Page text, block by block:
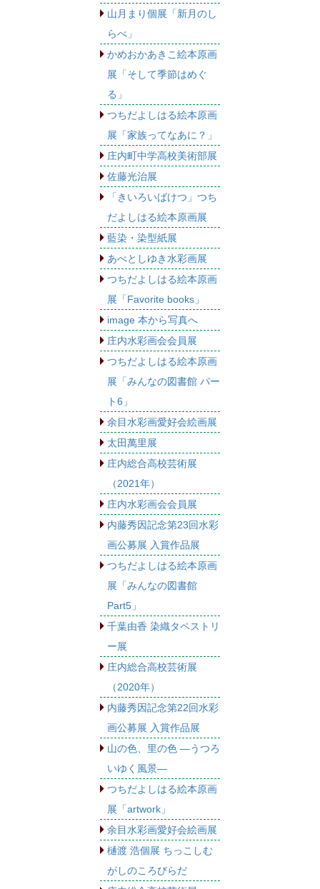
山月まり個展「新月のし
らべ」
かめおかあきこ絵本原画
展「そして季節はめぐ
る」
つちだよしはる絵本原画
展「家族ってなあに？」
庄内町中学高校美術部展
佐藤光治展
「きいろいばけつ」つち
だよしはる絵本原画展
藍染・染型紙展
あべとしゆき水彩画展
つちだよしはる絵本原画
展「Favorite books」
image 本から写真へ
庄内水彩画会会員展
つちだよしはる絵本原画
展「みんなの図書館 パー
ト6」
余目水彩画愛好会絵画展
太田萬里展
庄内総合高校芸術展
（2021年）
庄内水彩画会会員展
内藤秀因記念第23回水彩
画公募展 入賞作品展
つちだよしはる絵本原画
展「みんなの図書館
Part5」
千葉由香 染織タペストリ
ー展
庄内総合高校芸術展
（2020年）
内藤秀因記念第22回水彩
画公募展 入賞作品展
山の色、里の色 ―うつろ
いゆく風景―
つちだよしはる絵本原画
展「artwork」
余目水彩画愛好会絵画展
樋渡 浩個展 ちっこしむ
がしのころびらだ